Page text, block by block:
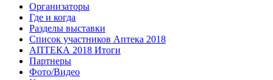
Организаторы
Где и когда
Разделы выставки
Список участников Аптека 2018
АПТЕКА 2018 Итоги
Партнеры
Фото/Видео